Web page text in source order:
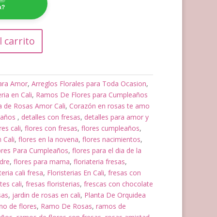
carrito
Amor, Arreglos Florales para Toda Ocasion,
en Cali, Ramos De Flores para Cumpleaños
de Rosas Amor Cali, Corazón en rosas te amo
, detalles con fresas, detalles para amor y
cali, flores con fresas, flores cumpleaños,
Cali, flores en la novena, flores nacimientos,
Para Cumpleaños, flores para el dia de la
, flores para mama, floriateria fresas,
cali fresa, Floristerias En Cali, fresas con
cali, fresas floristerias, frescas con chocolate
, jardin de rosas en cali, Planta De Orquidea
de flores, Ramo De Rosas, ramos de